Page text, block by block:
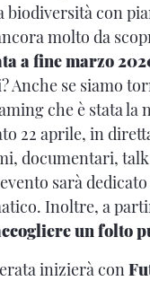
biodiversità con
molto da
a fine marzo
Anche se siamo
che è stata
22 aprile, in
documentari,
sarà
Inoltre, a
un folto
inizierà con